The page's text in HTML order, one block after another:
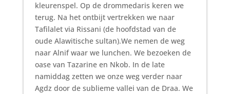
kleurenspel. Op de drommedaris keren we
terug. Na het ontbijt vertrekken we naar
Tafilalet via Rissani (de hoofdstad van de
oude Alawitische sultan).We nemen de weg
naar Alnif waar we lunchen. We bezoeken de
oase van Tazarine en Nkob. In de late
namiddag zetten we onze weg verder naar
Agdz door de sublieme vallei van de Draa. We